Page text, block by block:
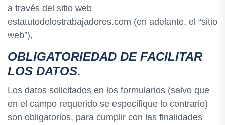
a través del sitio web
estatutodelostrabajadores.com (en adelante, el “sitio
web”),
OBLIGATORIEDAD DE FACILITAR
LOS DATOS.
Los datos solicitados en los formularios (salvo que
en el campo requerido se especifique lo contrario)
son obligatorios, para cumplir con las finalidades